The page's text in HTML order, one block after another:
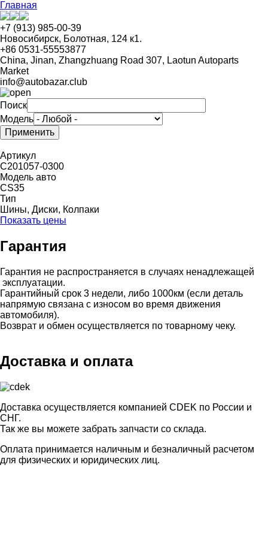
Перейти
к
основному
содержанию
Главная
+7 (913) 985-00-39
Новосибирск, Болотная, 124 к1.
+86 0531-55553877
China, Jinan, Zhangzhuang Road 307, Laotun Autoparts
Market
info@autobazar.club
Поиск
Модель
Артикул
C201057-0300
Модель авто
CS35
Тип
Шины, Диски, Колпаки
Показать цены
Гарантия
Гарантия не распространяется в случаях ненадлежащей
эксплуатации.
Гарантийный срок 3 недели, либо 1000км (если деталь
напрямую связана с износом во время движения
автомобиля).
Возврат и обмен осуществляется по товарному чеку.
Доставка и оплата
Доставка осуществляется компанией CDEK по России и
СНГ.
Так же вы можете забрать запчасти со склада.
Оплата принимается наличным и безналичный расчетом
для физических и юридических лиц.